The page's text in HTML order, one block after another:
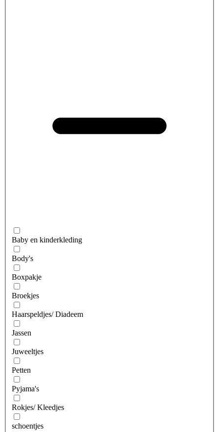
Baby en kinderkleding
Body's
Boxpakje
Broekjes
Haarspeldjes/ Diadeem
Jassen
Juweeltjes
Petten
Pyjama's
Rokjes/ Kleedjes
schoentjes